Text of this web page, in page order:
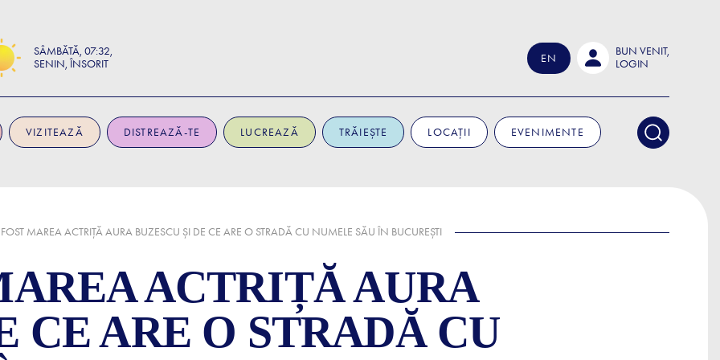
SÂMBĂTĂ 07:32
SENIN, ÎNSORIT
EN
BUN VENIT,
LOGIN
VIZITEAZĂ DISTREAZĂ-TE LUCREAZĂ TRĂIEȘTE LOCAȚII EVENIMENTE
MAREA ACTRIȚĂ AURA BUZESCU ȘI DE CE ARE O STRADĂ CU NUMELE SĂU ÎN BUCUREȘTI
ACTRIȚĂ AURA
CE ARE O STRADĂ CU